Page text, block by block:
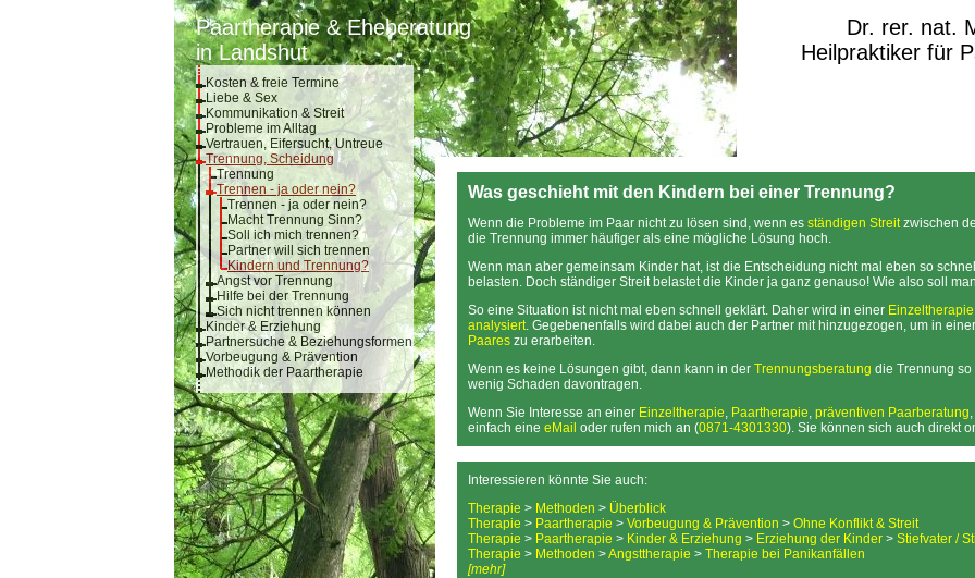
Paartherapie & Eheberatung
in Landshut
Dr. rer. nat.
Heilpraktiker für
Kosten & freie Termine
Liebe & Sex
Kommunikation & Streit
Probleme im Alltag
Vertrauen, Eifersucht, Untreue
Trennung, Scheidung
Trennung
Trennen - ja oder nein?
Trennen - ja oder nein?
Macht Trennung Sinn?
Soll ich mich trennen?
Partner will sich trennen
Kindern und Trennung?
Angst vor Trennung
Hilfe bei der Trennung
Sich nicht trennen können
Kinder & Erziehung
Partnersuche & Beziehungsformen
Vorbeugung & Prävention
Methodik der Paartherapie
Was geschieht mit den Kindern bei einer Trennung?
Wenn die Probleme im Paar nicht zu lösen sind, wenn es ständigen Streitzwischen
die Trennung immer häufiger als eine mögliche Lösung hoch.
Wenn man aber gemeinsam Kinder hat, ist die Entscheidung nicht mal eben so
belasten. Doch ständiger Streit belastet die Kinder ja ganz genauso! Wie also soll
So eine Situation ist nicht mal eben schnell geklärt. Daher wird in einer Einzeltherapie
analysiert. Gegebenenfalls wird dabei auch der Partner mit hinzugezogen, um in einer
Paares zu erarbeiten.
Wenn es keine Lösungen gibt, dann kann in der Trennungsberatung die Trennung
wenig Schaden davontragen.
Wenn Sie Interesse an einer Einzeltherapie, Paartherapie, präventiven Paarberatung
einfach eine eMail oder rufen mich an (0871-4301330). Sie können sich auch direkt
Interessieren könnte Sie auch:
Therapie > Methoden > Überblick
Therapie > Paartherapie > Vorbeugung & Prävention > Ohne Konflikt & Streit
Therapie > Paartherapie > Kinder & Erziehung > Erziehung der Kinder > Stiefvater /
Therapie > Methoden >Angsttherapie > Therapie bei Panikanfällen
[mehr]